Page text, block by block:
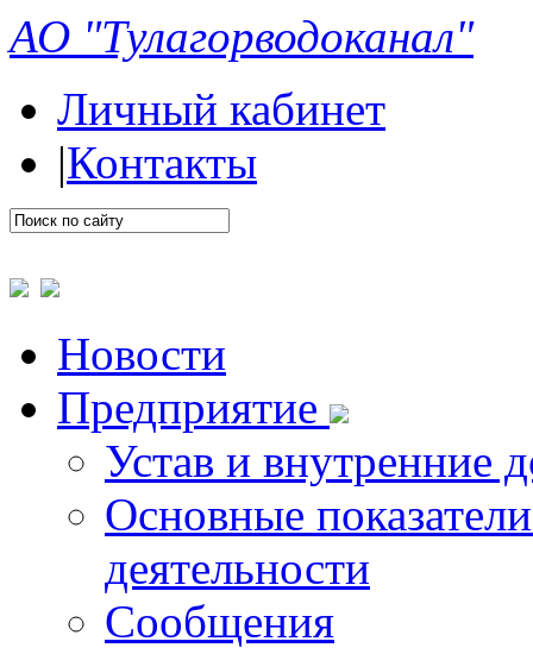
АО "Тулагорводоканал"
Личный кабинет
|Контакты
Новости
Предприятие
Устав и внутренние
Основные
деятельности
Сообщения